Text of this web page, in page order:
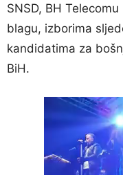
SNSD, BH
blagu, izborima
kandidatima za
BiH.